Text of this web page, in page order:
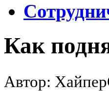
Как
Автор: